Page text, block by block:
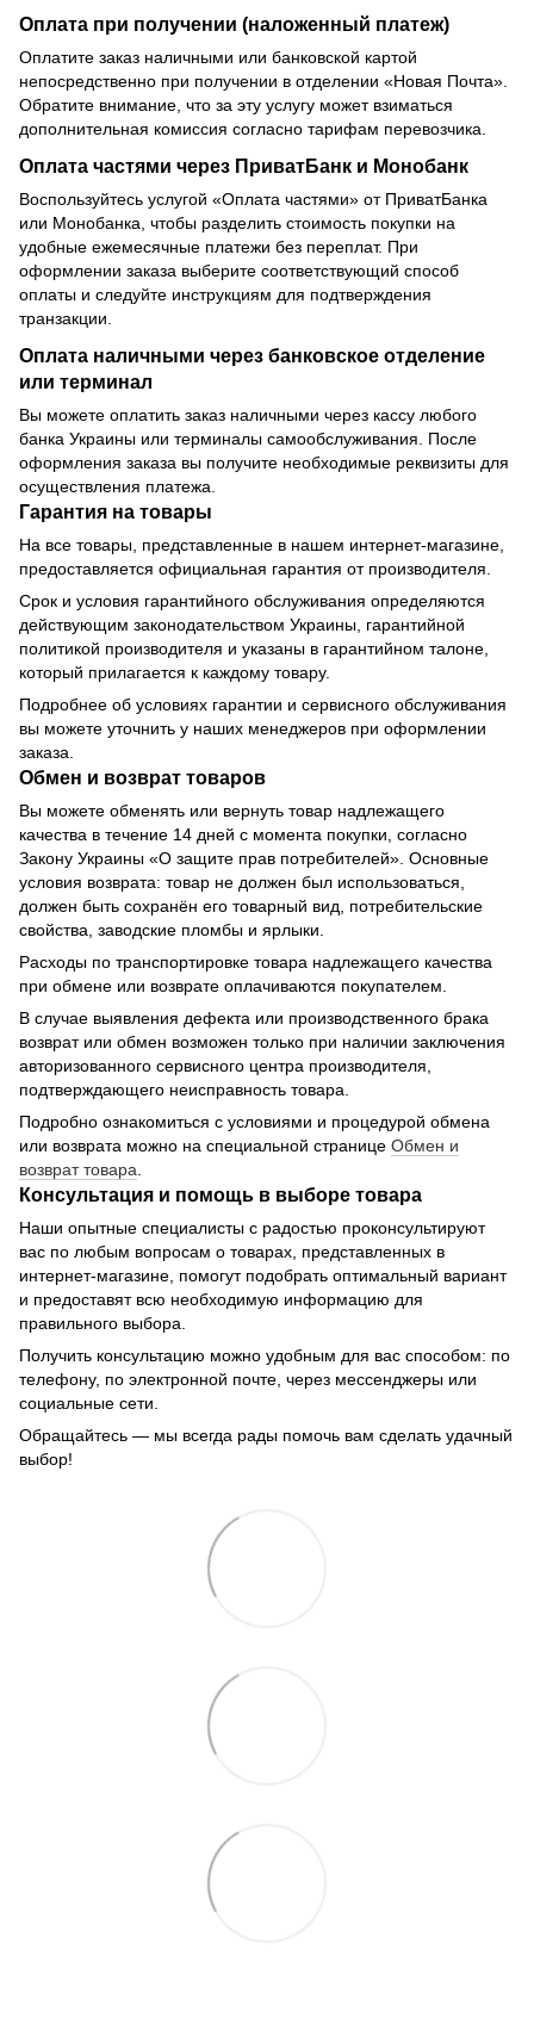
Оплата при получении (наложенный платеж)
Оплатите заказ наличными или банковской картой
непосредственно при получении в отделении «Новая Почта».
Обратите внимание, что за эту услугу может взиматься
дополнительная комиссия согласно тарифам перевозчика.
Оплата частями через ПриватБанк и Монобанк
Воспользуйтесь услугой «Оплата частями» от ПриватБанка
или Монобанка, чтобы разделить стоимость покупки на
удобные ежемесячные платежи без переплат. При
оформлении заказа выберите соответствующий способ
оплаты и следуйте инструкциям для подтверждения
транзакции.
Оплата наличными через банковское отделение
или терминал
Вы можете оплатить заказ наличными через кассу любого
банка Украины или терминалы самообслуживания. После
оформления заказа вы получите необходимые реквизиты для
осуществления платежа.
Гарантия на товары
На все товары, представленные в нашем интернет-магазине,
предоставляется официальная гарантия от производителя.
Срок и условия гарантийного обслуживания определяются
действующим законодательством Украины, гарантийной
политикой производителя и указаны в гарантийном талоне,
который прилагается к каждому товару.
Подробнее об условиях гарантии и сервисного обслуживания
вы можете уточнить у наших менеджеров при оформлении
заказа.
Обмен и возврат товаров
Вы можете обменять или вернуть товар надлежащего
качества в течение 14 дней с момента покупки, согласно
Закону Украины «О защите прав потребителей». Основные
условия возврата: товар не должен был использоваться,
должен быть сохранён его товарный вид, потребительские
свойства, заводские пломбы и ярлыки.
Расходы по транспортировке товара надлежащего качества
при обмене или возврате оплачиваются покупателем.
В случае выявления дефекта или производственного брака
возврат или обмен возможен только при наличии заключения
авторизованного сервисного центра производителя,
подтверждающего неисправность товара.
Подробно ознакомиться с условиями и процедурой обмена
или возврата можно на специальной странице Обмен и
возврат товара
Консультация и помощь в выборе товара
Наши опытные специалисты с радостью проконсультируют
вас по любым вопросам о товарах, представленных в
интернет-магазине, помогут подобрать оптимальный вариант
и предоставят всю необходимую информацию для
правильного выбора.
Получить консультацию можно удобным для вас способом: по
телефону, по электронной почте, через мессенджеры или
социальные сети.
Обращайтесь — мы всегда рады помочь вам сделать удачный
выбор!